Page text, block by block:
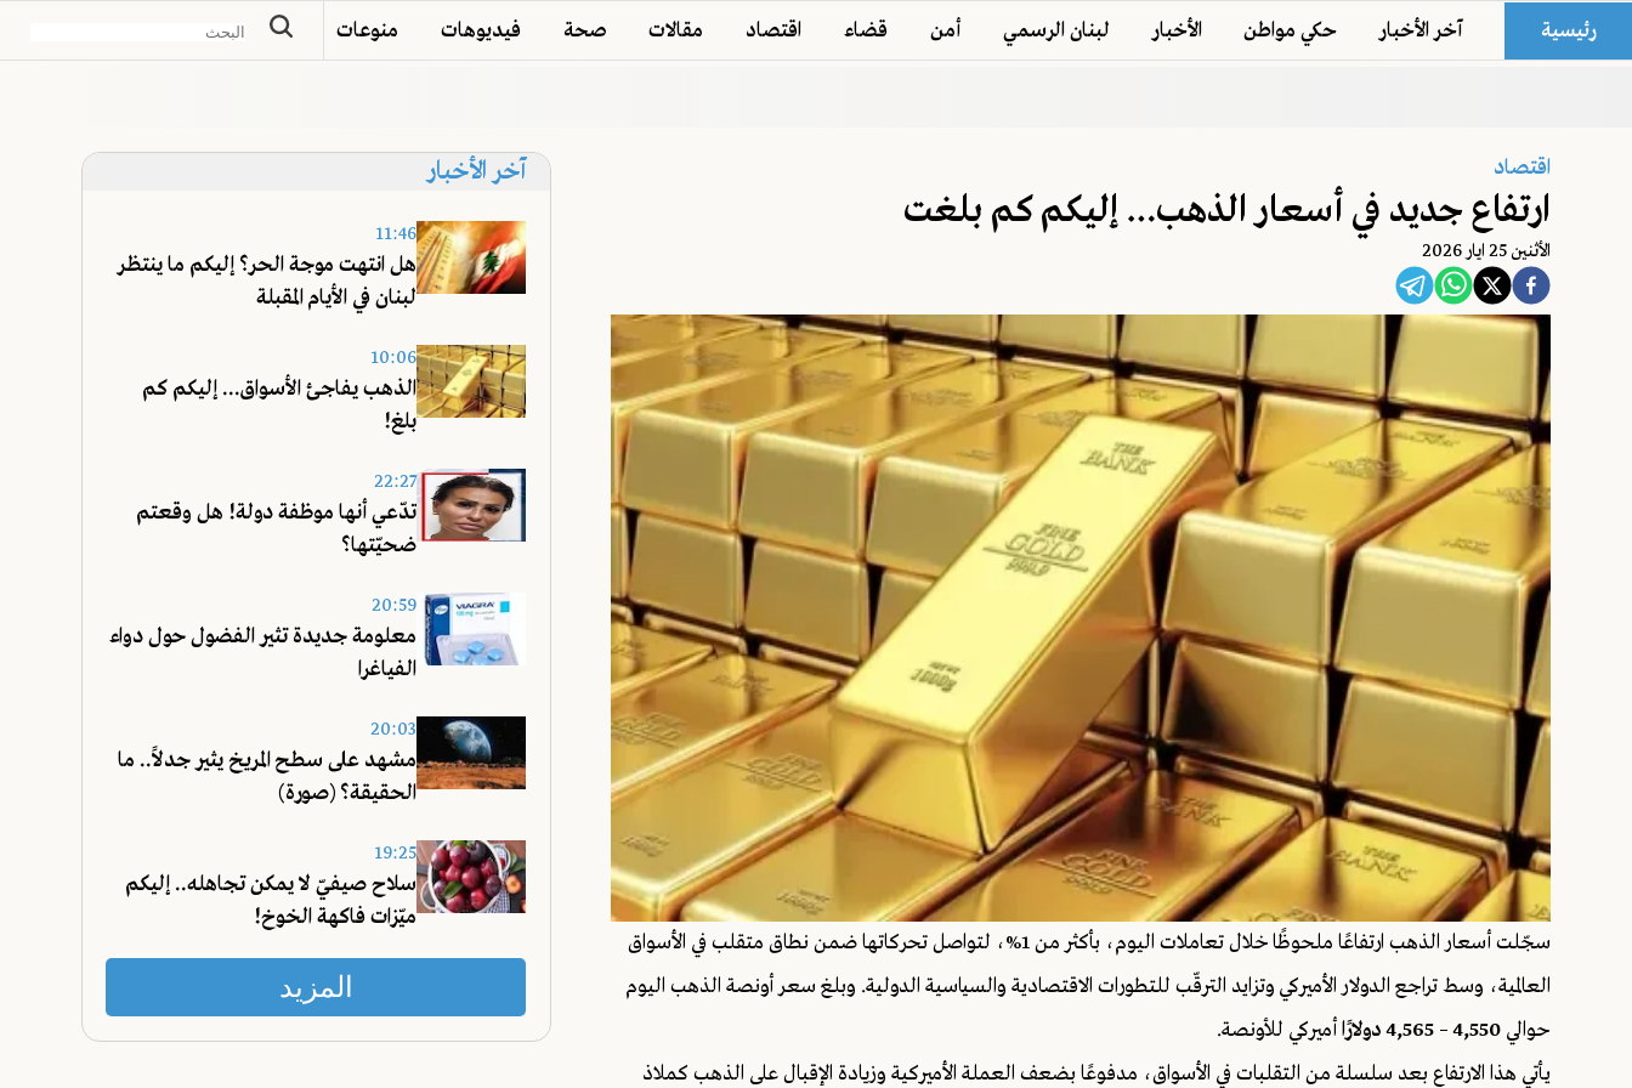
رئيسية آخر الأخبار حكي مواطن الأخبار لبنان الرسمي أمن قضاء اقتصاد مقالات صحة فيديوهات منوعات
اقتصاد
ارتفاع جديد في أسعار الذهب… إليكم كم بلغت
اﻷثنين 25 ايار 2026
سجّلت أسعار الذهب ارتفاعًا ملحوظًا خلال تعاملات اليوم، بأكثر من 1%، لتواصل تحركاتها ضمن نطاق متقلب في الأسواق
العالمية، وسط تراجع الدولار الأميركي وتزايد الترقّب للتطورات الاقتصادية والسياسية الدولية. وبلغ سعر أونصة الذهب اليوم
حوالي 4,550 – 4,565 دولارًا
أميركي للأونصة.
يأتي هذا الارتفاع بعد سلسلة من التقلبات في الأسواق، مدفوعًا بضعف العملة الأميركية وزيادة الإقبال على الذهب كملاذ
آخر الأخبار
11:46
هل انتهت موجة الحر؟ إليكم ما ينتظر
لبنان في الأيام المقبلة
10:06
الذهب يفاجئ الأسواق... إليكم كم
بلغ!
22:27
تدّعي أنها موظفة دولة! هل وقعتم
ضحيّتها؟
20:59
معلومة جديدة تثير الفضول حول دواء
الفياغرا
20:03
مشهد على سطح المريخ يثير جدلاً.. ما
الحقيقة؟ (صورة)
19:25
سلاح صيفيّ لا يمكن تجاهله.. إليكم
ميّزات فاكهة الخوخ!
المزيد